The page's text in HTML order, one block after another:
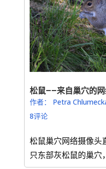
松鼠——来自巢穴的
作者： Petra
8评论
松鼠巢穴网络摄像头
只东部灰松鼠的巢